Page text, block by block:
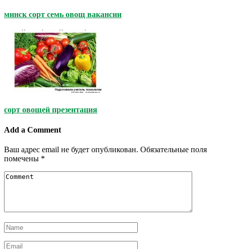
минск сорт семь овощ вакансии
сорт овощей презентация
Add a Comment
Ваш адрес email не будет опубликован. Обязательные поля
помечены *